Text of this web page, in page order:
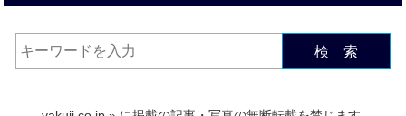
検 索